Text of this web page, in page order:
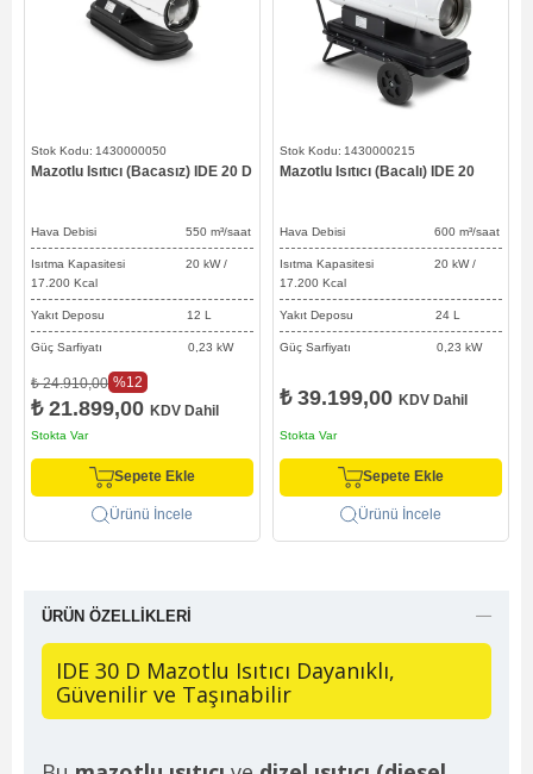
1430000050
Mazotlu Isıtıcı (Bacasız) IDE 20 D
Hava Debisi 550 m³/saat
Isıtma Kapasitesi 20 kW /
17.200 Kcal
Yakıt Deposu 12 L
Güç Sarfiyatı 0,23 kW
₺ 21.899,00 KDV Dahil
₺ 24.910,00 %12
Stokta Var
Sepete Ekle
Ürünü İncele
1430000215
Mazotlu Isıtıcı (Bacalı) IDE 20
Hava Debisi 600 m³/saat
Isıtma Kapasitesi 20 kW /
17.200 Kcal
Yakıt Deposu 24 L
Güç Sarfiyatı 0,23 kW
₺ 39.199,00 KDV Dahil
Stokta Var
Sepete Ekle
Ürünü İncele
ÜRÜN ÖZELLIKLERI
IDE 30 D Mazotlu Isıtıcı Dayanıklı,
Güvenilir ve Taşınabilir